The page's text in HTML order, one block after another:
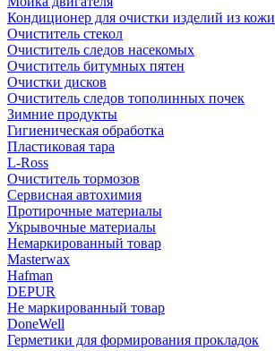
Кондиционер для очистки изделий из кожи
Очиститель стекол
Очиститель следов насекомых
Очиститель битумных пятен
Очистки дисков
Очиститель следов тополинных почек
Зимние продукты
Гигиеническая обработка
Пластиковая тара
L-Ross
Очиститель тормозов
Сервисная автохимия
Протирочные материалы
Укрывочные материалы
Немаркированный товар
Masterwax
Hafman
DEPUR
Не маркированный товар
DoneWell
Герметики для формирования прокладок